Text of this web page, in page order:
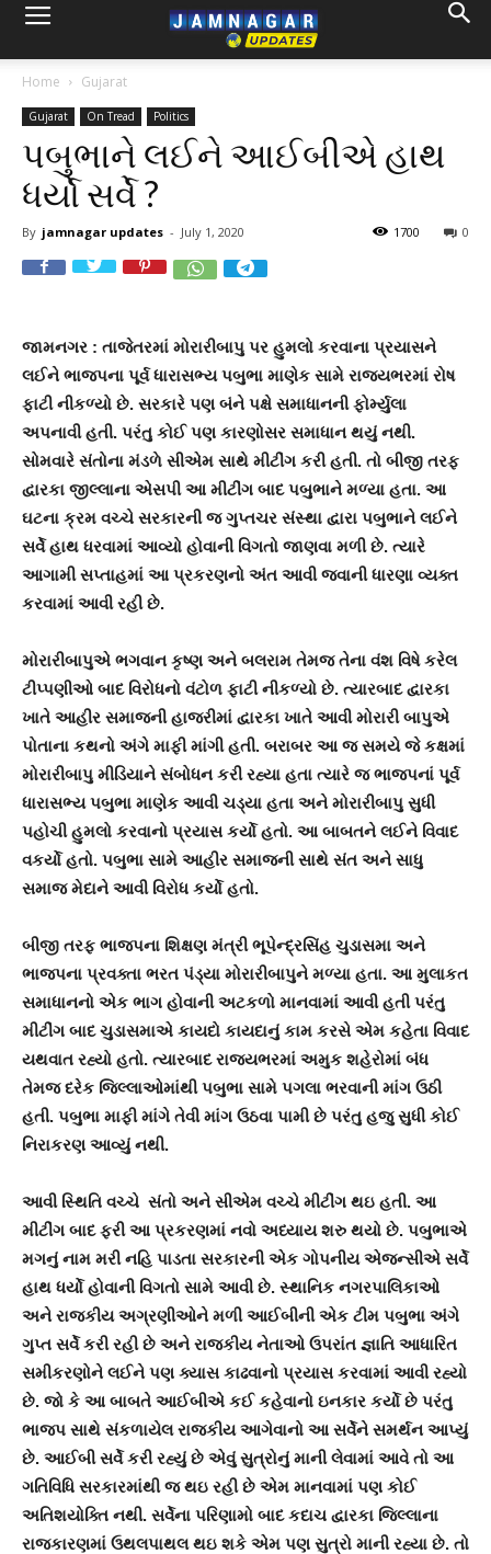
Home Gujarat
Gujarat On Tread Politics
પબુભાને લઈને આઈબીએ હાથ
ધર્યો સર્વે ?
By jamnagar updates - July 1, 2020 0
1700
જામનગર : તાજેતરમાં મોરારીબાપુ પર હુમલો કરવાના પ્રયાસને
લઈને ભાજપના પૂર્વ ધારાસભ્ય પબુભા માણેક સામે રાજ્યભરમાં રોષ
ફાટી નીકળ્યો છે. સરકારે પણ બંને પક્ષે સમાધાનની ફોર્મ્યુલા
અપનાવી હતી. પરંતુ કોઈ પણ કારણોસર સમાધાન થયું નથી.
સોમવારે સંતોના મંડળે સીએમ સાથે મીટીંગ કરી હતી. તો બીજી તરફ
દ્વારકા જીલ્લાના એસપી આ મીટીંગ બાદ પબુભાને મળ્યા હતા. આ
ઘટના ક્રમ વચ્ચે સરકારની જ ગુપ્તચર સંસ્થા દ્વારા પબુભાને લઈને
સર્વે હાથ ધરવામાં આવ્યો હોવાની વિગતો જાણવા મળી છે. ત્યારે
આગામી સપ્તાહમાં આ પ્રકરણનો અંત આવી જવાની ધારણા વ્યક્ત
કરવામાં આવી રહી છે.
મોરારીબાપુએ ભગવાન કૃષ્ણ અને બલરામ તેમજ તેના વંશ વિષે કરેલ
ટીપ્પણીઓ બાદ વિરોધનો વંટોળ ફાટી નીકળ્યો છે. ત્યારબાદ દ્વારકા
ખાતે આહીર સમાજની હાજરીમાં દ્વારકા ખાતે આવી મોરારી બાપુએ
પોતાના કથનો અંગે માફી માંગી હતી. બરાબર આ જ સમયે જે કક્ષમાં
મોરારીબાપુ મીડિયાને સંબોધન કરી રહ્યા હતા ત્યારે જ ભાજપનાં પૂર્વ
ધારાસભ્ય પબુભા માણેક આવી ચડ્યા હતા અને મોરારીબાપુ સુધી
પહોચી હુમલો કરવાનો પ્રયાસ કર્યો હતો. આ બાબતને લઈને વિવાદ
વકર્યો હતો. પબુભા સામે આહીર સમાજની સાથે સંત અને સાધુ
સમાજ મેદાને આવી વિરોધ કર્યો હતો.
બીજી તરફ ભાજપના શિક્ષણ મંત્રી ભૂપેન્દ્રસિંહ ચુડાસમા અને
ભાજપના પ્રવક્તા ભરત પંડ્યા મોરારીબાપુને મળ્યા હતા. આ મુલાકત
સમાધાનનો એક ભાગ હોવાની અટકળો માનવામાં આવી હતી પરંતુ
મીટીંગ બાદ ચુડાસમાએ કાયદો કાયદાનું કામ કરસે એમ કહેતા વિવાદ
યથવાત રહ્યો હતો. ત્યારબાદ રાજયભરમાં અમુક શહેરોમાં બંધ
તેમજ દરેક જિલ્લાઓમાંથી પબુભા સામે પગલા ભરવાની માંગ ઉઠી
હતી. પબુભા માફી માંગે તેવી માંગ ઉઠવા પામી છે પરંતુ હજુ સુધી કોઈ
નિરાકરણ આવ્યું નથી.
આવી સ્થિતિ વચ્ચે સંતો અને સીએમ વચ્ચે મીટીંગ થઇ હતી. આ
મીટીંગ બાદ ફરી આ પ્રકરણમાં નવો અધ્યાય શરુ થયો છે. પબુભાએ
મગનું નામ મરી નહિ પાડતા સરકારની એક ગોપનીય એજન્સીએ સર્વે
હાથ ધર્યો હોવાની વિગતો સામે આવી છે. સ્થાનિક નગરપાલિકાઓ
અને રાજકીય અગ્રણીઓને મળી આઈબીની એક ટીમ પબુભા અંગે
ગુપ્ત સર્વે કરી રહી છે અને રાજકીય નેતાઓ ઉપરાંત જ્ઞાતિ આધારિત
સમીકરણોને લઈને પણ ક્યાસ કાઢવાનો પ્રયાસ કરવામાં આવી રહ્યો
છે. જો કે આ બાબતે આઈબીએ કઈ કહેવાનો ઇનકાર કર્યો છે પરંતુ
ભાજપ સાથે સંકળાયેલ રાજકીય આગેવાનો આ સર્વેને સમર્થન આપ્યું
છે. આઈબી સર્વે કરી રહ્યું છે એવું સુત્રોનું માની લેવામાં આવે તો આ
ગતિવિધિ સરકારમાંથી જ થઇ રહી છે એમ માનવામાં પણ કોઈ
અતિશયોક્તિ નથી. સર્વેના પરિણામો બાદ કદાચ દ્વારકા જિલ્લાના
રાજકારણમાં ઉથલપાથલ થઇ શકે એમ પણ સુત્રો માની રહ્યા છે. તો